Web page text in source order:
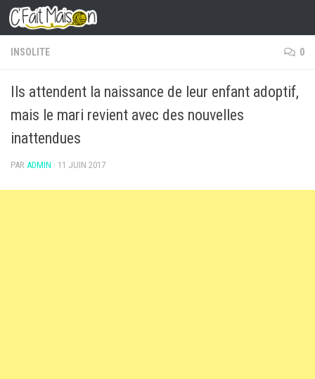
Skip to content
INSOLITE 0
Ils attendent la naissance de leur enfant adoptif,
mais le mari revient avec des nouvelles
inattendues
PAR ADMIN · 11 JUIN 2017